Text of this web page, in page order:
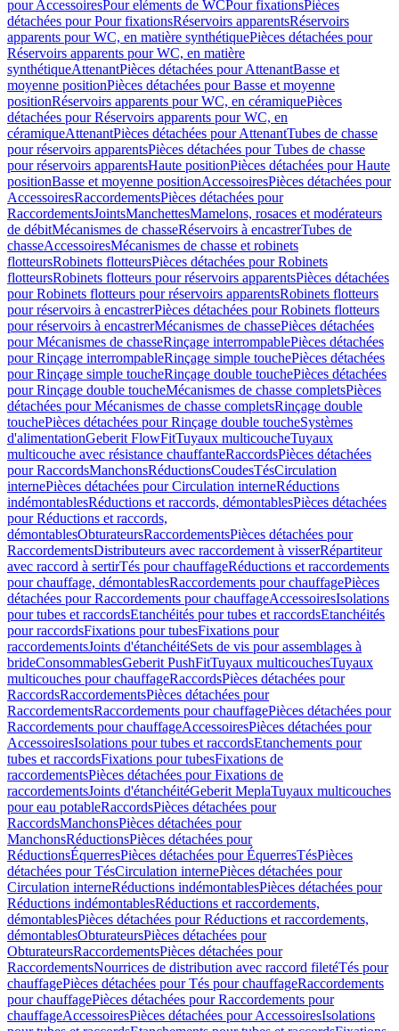
pour AccessoiresPour eléments de WCPour fixationsPièces
détachées pour Pour fixationsRéservoirs apparentsRéservoirs
apparents pour WC, en matière synthétiquePièces détachées pour
Réservoirs apparents pour WC, en matière
synthétiqueAttenantPièces détachées pour AttenantBasse et
moyenne positionPièces détachées pour Basse et moyenne
positionRéservoirs apparents pour WC, en céramiquePièces
détachées pour Réservoirs apparents pour WC, en
céramiqueAttenantPièces détachées pour AttenantTubes de chasse
pour réservoirs apparentsPièces détachées pour Tubes de chasse
pour réservoirs apparentsHaute positionPièces détachées pour Haute
positionBasse et moyenne positionAccessoiresPièces détachées pour
AccessoiresRaccordementsPièces détachées pour
RaccordementsJointsManchettesMamelons, rosaces et modérateurs
de débitMécanismes de chasseRéservoirs à encastrerTubes de
chasseAccessoiresMécanismes de chasse et robinets
flotteursRobinets flotteursPièces détachées pour Robinets
flotteursRobinets flotteurs pour réservoirs apparentsPièces détachées
pour Robinets flotteurs pour réservoirs apparentsRobinets flotteurs
pour réservoirs à encastrerPièces détachées pour Robinets flotteurs
pour réservoirs à encastrerMécanismes de chassePièces détachées
pour Mécanismes de chasseRinçage interrompablePièces détachées
pour Rinçage interrompableRinçage simple touchePièces détachées
pour Rinçage simple toucheRinçage double touchePièces détachées
pour Rinçage double toucheMécanismes de chasse completsPièces
détachées pour Mécanismes de chasse completsRinçage double
touchePièces détachées pour Rinçage double toucheSystèmes
d'alimentationGeberit FlowFitTuyaux multicoucheTuyaux
multicouche avec résistance chauffanteRaccordsPièces détachées
pour RaccordsManchonsRéductionsCoudesTésCirculation
internePièces détachées pour Circulation interneRéductions
indémontablesRéductions et raccords, démontablesPièces détachées
pour Réductions et raccords,
démontablesObturateursRaccordementsPièces détachées pour
RaccordementsDistributeurs avec raccordement à visserRépartiteur
avec raccord à sertirTés pour chauffageRéductions et raccordements
pour chauffage, démontablesRaccordements pour chauffagePièces
détachées pour Raccordements pour chauffageAccessoiresIsolations
pour tubes et raccordsEtanchéités pour tubes et raccordsEtanchéités
pour raccordsFixations pour tubesFixations pour
raccordementsJoints d'étanchéitéSets de vis pour assemblages à
brideConsommablesGeberit PushFitTuyaux multicouchesTuyaux
multicouches pour chauffageRaccordsPièces détachées pour
RaccordsRaccordementsPièces détachées pour
RaccordementsRaccordements pour chauffagePièces détachées pour
Raccordements pour chauffageAccessoiresPièces détachées pour
AccessoiresIsolations pour tubes et raccordsEtanchements pour
tubes et raccordsFixations pour tubesFixations de
raccordementsPièces détachées pour Fixations de
raccordementsJoints d'étanchéitéGeberit MeplaTuyaux multicouches
pour eau potableRaccordsPièces détachées pour
RaccordsManchonsPièces détachées pour
ManchonsRéductionsPièces détachées pour
RéductionsÉquerresPièces détachées pour ÉquerresTésPièces
détachées pour TésCirculation internePièces détachées pour
Circulation interneRéductions indémontablesPièces détachées pour
Réductions indémontablesRéductions et raccordements,
démontablesPièces détachées pour Réductions et raccordements,
démontablesObturateursPièces détachées pour
ObturateursRaccordementsPièces détachées pour
RaccordementsNourrices de distribution avec raccord filetéTés pour
chauffagePièces détachées pour Tés pour chauffageRaccordements
pour chauffagePièces détachées pour Raccordements pour
chauffageAccessoiresPièces détachées pour AccessoiresIsolations